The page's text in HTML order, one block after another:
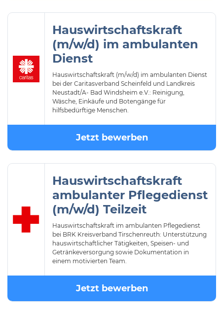
Hauswirtschaftskraft
(m/w/d) im ambulanten
Dienst
Hauswirtschaftskraft (m/w/d) im ambulanten Dienst
bei der Caritasverband Scheinfeld und Landkreis
Neustadt/A- Bad Windsheim e.V.: Reinigung,
Wäsche, Einkäufe und Botengänge für
hilfsbedürftige Menschen.
Jetzt bewerben
Hauswirtschaftskraft
ambulanter Pflegedienst
(m/w/d) Teilzeit
Hauswirtschaftskraft im ambulanten Pflegedienst
bei BRK Kreisverband Tirschenreuth: Unterstützung
hauswirtschaftlicher Tätigkeiten, Speisen- und
Getränkeversorgung sowie Dokumentation in
einem motivierten Team.
Jetzt bewerben